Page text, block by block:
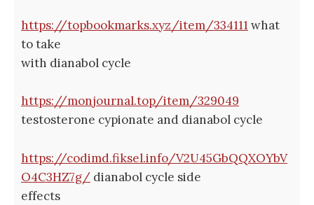
https://topbookmarks.xyz/item/334111 what
to take
with dianabol cycle
https://monjournal.top/item/329049
testosterone cypionate and dianabol cycle
https://codimd.fiksel.info/V2U45GbQQXOYbV
O4C3HZ7g/ dianabol cycle side
effects